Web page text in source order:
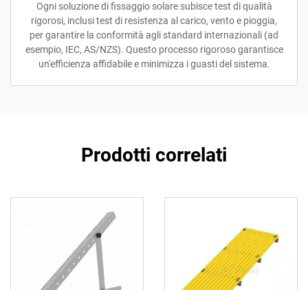
Ogni soluzione di fissaggio solare subisce test di qualità
rigorosi, inclusi test di resistenza al carico, vento e pioggia,
per garantire la conformità agli standard internazionali (ad
esempio, IEC, AS/NZS). Questo processo rigoroso garantisce
un'efficienza affidabile e minimizza i guasti del sistema.
Prodotti correlati